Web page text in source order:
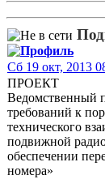
Сб 19 окт, 2013
ПРОЕКТ
Ведомственный
требований к
технического
подвижной
обеспечении
номера»